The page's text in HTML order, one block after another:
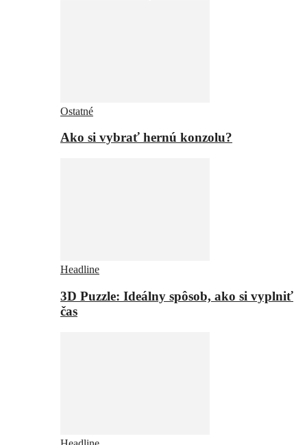
Ostatné
Ako si vybrať hernú konzolu?
Headline
3D Puzzle: Ideálny spôsob, ako si vyplniť
čas